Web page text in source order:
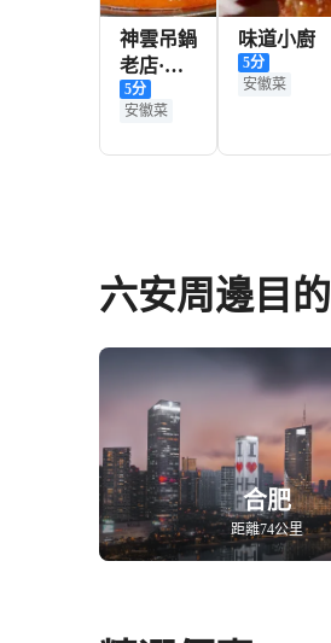
神雲吊鍋
老店·始
於2006年
（紅街
5分
安徽菜
味道小廚
5分
安徽菜
六安周邊目
合肥
距離74公里